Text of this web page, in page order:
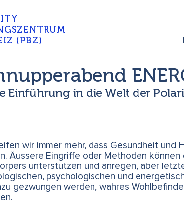
(PBZ)
Einführung in die Welt der
wir immer mehr, dass Gesundheit und
Äussere Eingriffe oder Methoden können
unterstützen und anregen, aber
psychologischen und
gezwungen werden, wahres